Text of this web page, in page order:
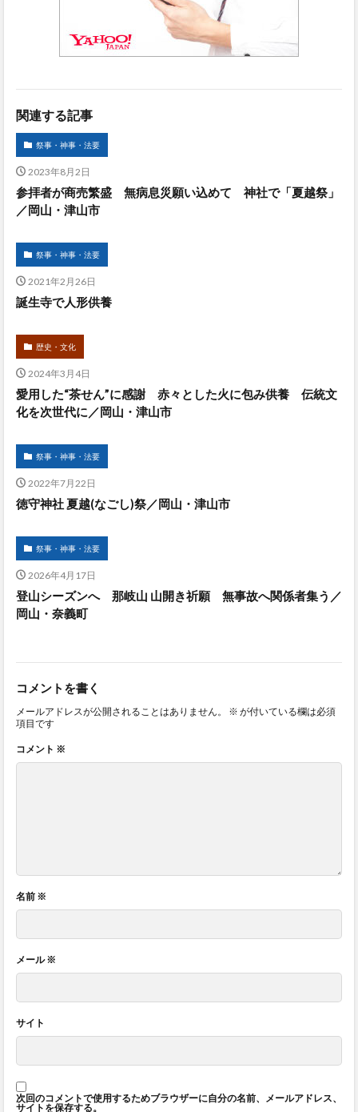
関連する記事
祭事・神事・法要
2023年8月2日
参拝者が商売繁盛 無病息災願い込めて 神社で「夏越祭」
／岡山・津山市
祭事・神事・法要
2021年2月26日
誕生寺で人形供養
歴史・文化
2024年3月4日
愛用した“茶せん”に感謝 赤々とした火に包み供養 伝統文
化を次世代に／岡山・津山市
祭事・神事・法要
2022年7月22日
徳守神社 夏越(なごし)祭／岡山・津山市
祭事・神事・法要
2026年4月17日
登山シーズンへ 那岐山 山開き祈願 無事故へ関係者集う／
岡山・奈義町
コメントを書く
メールアドレスが公開されることはありません。 ※ が付いている欄は必須
項目です
コメント ※
名前 ※
メール※
サイト
次回のコメントで使用するためブラウザーに自分の名前、メールアドレス、
サイトを保存する。